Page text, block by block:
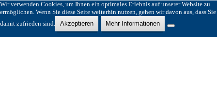
Wir verwenden Cookies, um Ihnen ein optimales Erlebnis auf unserer Website zu
ermöglichen. Wenn Sie diese Seite weiterhin nutzen, gehen wir davon aus, dass Sie
damit zufrieden sind.
Akzeptieren Mehr Informationen